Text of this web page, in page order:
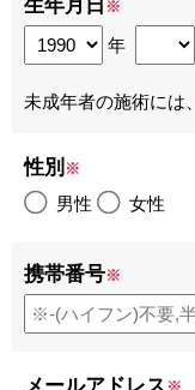
生年月日 ※
年
未成年者の施術には、
性別 ※
男性 女性
携帯番号※